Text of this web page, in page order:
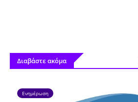
Διαβάστε ακόμα
Ενημέρωση